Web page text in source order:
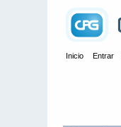
Inicio Entrar